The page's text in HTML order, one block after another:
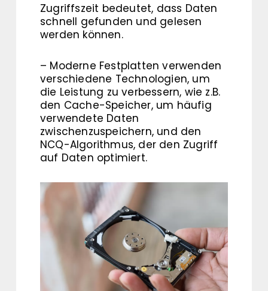
Zugriffszeit bedeutet, dass Daten
schnell gefunden und gelesen
werden können.
– Moderne Festplatten verwenden
verschiedene Technologien, um
die Leistung zu verbessern, wie z.B.
den Cache-Speicher, um häufig
verwendete Daten
zwischenzuspeichern, und den
NCQ-Algorithmus, der den Zugriff
auf Daten optimiert.